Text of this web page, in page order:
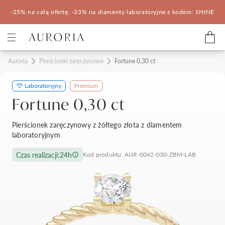
-25% na całą ofertę, -33% na diamenty laboratoryjne z kodem: SHINE
Kategorie
Pierścionki zaręczynowe
Pomocne
Salon Auroria Arkadia
Korzyści z zakupu
Auroria Pierścionki zaręczynowe Fortune 0,30 ct
Laboratoryjny Premium
Fortune 0,30 ct
Pierścionek zaręczynowy z żółtego złota z diamentem
laboratoryjnym
Czas realizacji:24h Kod produktu: AUR-0042-030-ZBM-LAB